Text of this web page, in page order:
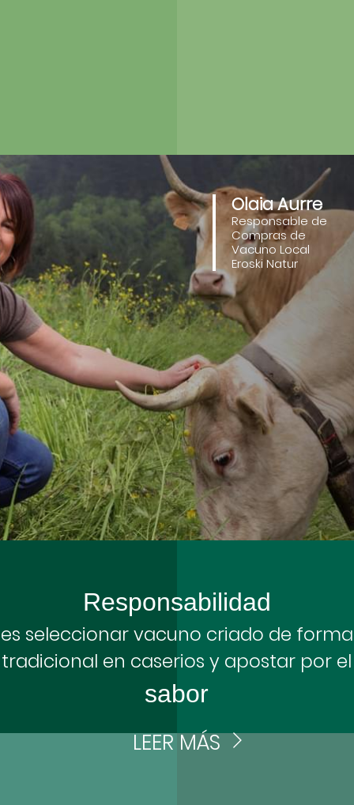
Olaia Aurre
Responsable de
Compras de
Vacuno Local
Eroski Natur
Responsabilidad
es seleccionar vacuno criado de forma
tradicional en caserios y apostar por el
sabor
LEER MÁS